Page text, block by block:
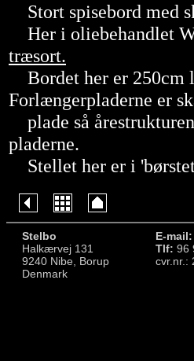
Stort spisebord med
Her i oliebehandlet
træsort.
Bordet her er 250cm
Forlængerpladerne er
plade så
pladerne.
Stellet her er i
Stelbo
Halkærvej 131
9240 Nibe, Borup
Denmark
E-mail:
Tlf: 96
cvr.nr.: